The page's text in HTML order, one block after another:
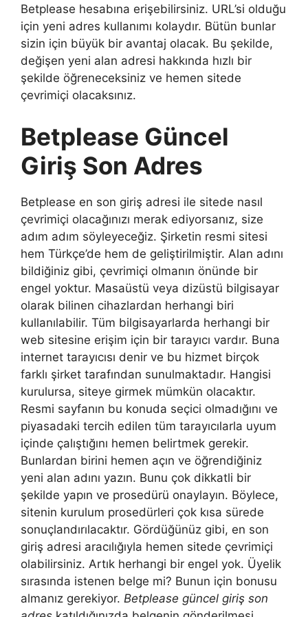
Betplease hesabına erişebilirsiniz. URL’si olduğu
için yeni adres kullanımı kolaydır. Bütün bunlar
sizin için büyük bir avantaj olacak. Bu şekilde,
değişen yeni alan adresi hakkında hızlı bir
şekilde öğreneceksiniz ve hemen sitede
çevrimiçi olacaksınız.
Betplease Güncel
Giriş Son Adres
Betplease en son giriş adresi ile sitede nasıl
çevrimiçi olacağınızı merak ediyorsanız, size
adım adım söyleyeceğiz. Şirketin resmi sitesi
hem Türkçe’de hem de geliştirilmiştir. Alan adını
bildiğiniz gibi, çevrimiçi olmanın önünde bir
engel yoktur. Masaüstü veya dizüstü bilgisayar
olarak bilinen cihazlardan herhangi biri
kullanılabilir. Tüm bilgisayarlarda herhangi bir
web sitesine erişim için bir tarayıcı vardır. Buna
internet tarayıcısı denir ve bu hizmet birçok
farklı şirket tarafından sunulmaktadır. Hangisi
kurulursa, siteye girmek mümkün olacaktır.
Resmi sayfanın bu konuda seçici olmadığını ve
piyasadaki tercih edilen tüm tarayıcılarla uyum
içinde çalıştığını hemen belirtmek gerekir.
Bunlardan birini hemen açın ve öğrendiğiniz
yeni alan adını yazın. Bunu çok dikkatli bir
şekilde yapın ve prosedürü onaylayın. Böylece,
sitenin kurulum prosedürleri çok kısa sürede
sonuçlandırılacaktır. Gördüğünüz gibi, en son
giriş adresi aracılığıyla hemen sitede çevrimiçi
olabilirsiniz. Artık herhangi bir engel yok. Üyelik
sırasında istenen belge mi? Bunun için bonusu
almanız gerekiyor. Betplease güncel giriş son